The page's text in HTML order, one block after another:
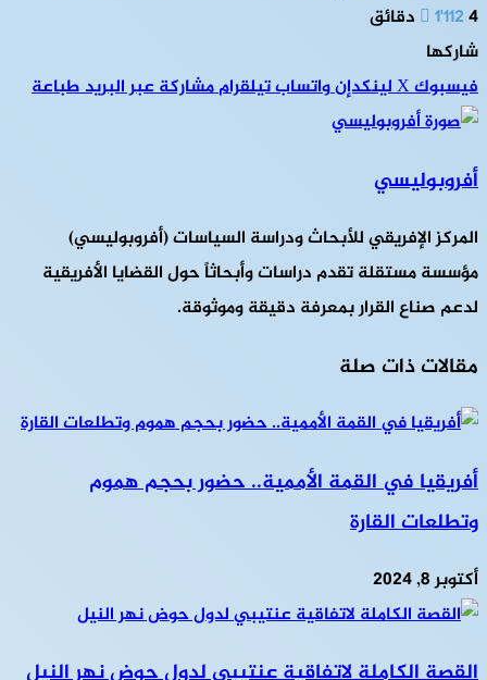
1٬1124 دقائق
شاركها
فيسبوك‫Xلينكدإنواتسابتيلقراممشاركة عبر البريدطباعة
أفروبوليسي
المركز الإفريقي للأبحاث ودراسة السياسات (أفروبوليسي)
مؤسسة مستقلة تقدم دراسات وأبحاثاً حول القضايا الأفريقية
لدعم صناع القرار بمعرفة دقيقة وموثوقة.
مقالات ذات صلة
أفريقيا في القمة الأممية.. حضور بحجم هموم
وتطلعات القارة
أكتوبر 8, 2024